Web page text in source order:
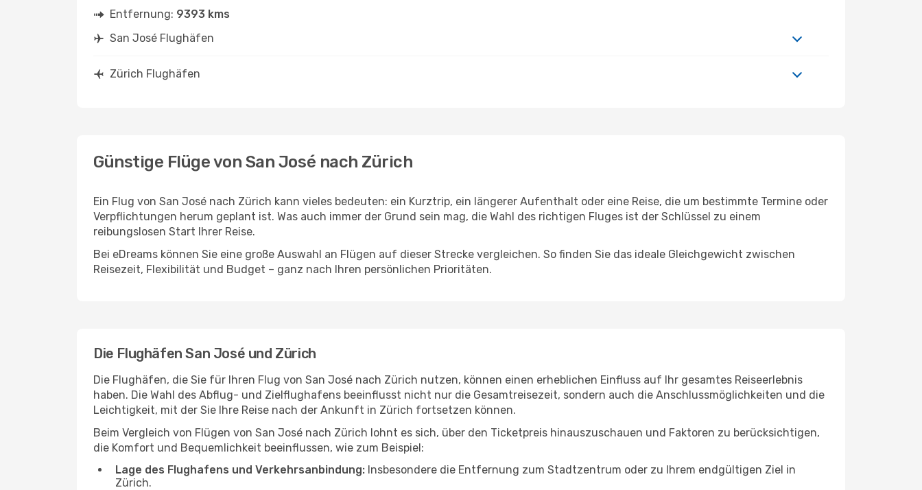
Entfernung: 9393 kms
San José Flughäfen
Zürich Flughäfen
Günstige Flüge von San José nach Zürich
Ein Flug von San José nach Zürich kann vieles bedeuten: ein Kurztrip, ein längerer Aufenthalt oder eine Reise, die um bestimmte Termine oder
Verpflichtungen herum geplant ist. Was auch immer der Grund sein mag, die Wahl des richtigen Fluges ist der Schlüssel zu einem
reibungslosen Start Ihrer Reise.
Bei eDreams können Sie eine große Auswahl an Flügen auf dieser Strecke vergleichen. So finden Sie das ideale Gleichgewicht zwischen
Reisezeit, Flexibilität und Budget – ganz nach Ihren persönlichen Prioritäten.
Die Flughäfen San José und Zürich
Die Flughäfen, die Sie für Ihren Flug von San José nach Zürich nutzen, können einen erheblichen Einfluss auf Ihr gesamtes Reiseerlebnis
haben. Die Wahl des Abflug- und Zielflughafens beeinflusst nicht nur die Gesamtreisezeit, sondern auch die Anschlussmöglichkeiten und die
Leichtigkeit, mit der Sie Ihre Reise nach der Ankunft in Zürich fortsetzen können.
Beim Vergleich von Flügen von San José nach Zürich lohnt es sich, über den Ticketpreis hinauszuschauen und Faktoren zu berücksichtigen,
die Komfort und Bequemlichkeit beeinflussen, wie zum Beispiel:
Lage des Flughafens und Verkehrsanbindung: Insbesondere die Entfernung zum Stadtzentrum oder zu Ihrem endgültigen Ziel in
Zürich.